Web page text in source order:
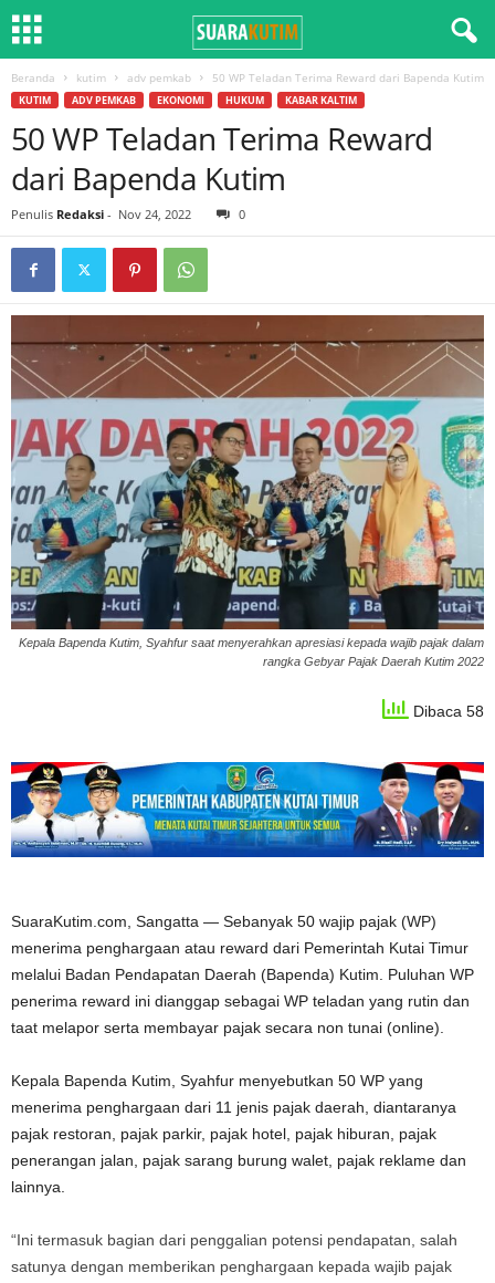
Beranda kutim adv pemkab 50 WP Teladan Terima Reward dari Bapenda Kutim
KUTIM ADV PEMKAB EKONOMI HUKUM KABAR KALTIM
50 WP Teladan Terima Reward
dari Bapenda Kutim
Penulis Redaksi - Nov 24, 2022 0
Kepala Bapenda Kutim, Syahfur saat menyerahkan apresiasi kepada wajib pajak dalam
rangka Gebyar Pajak Daerah Kutim 2022
Dibaca 58
SuaraKutim.com, Sangatta — Sebanyak 50 wajip pajak (WP)
menerima penghargaan atau reward dari Pemerintah Kutai Timur
melalui Badan Pendapatan Daerah (Bapenda) Kutim. Puluhan WP
penerima reward ini dianggap sebagai WP teladan yang rutin dan
taat melapor serta membayar pajak secara non tunai (online).
Kepala Bapenda Kutim, Syahfur menyebutkan 50 WP yang
menerima penghargaan dari 11 jenis pajak daerah, diantaranya
pajak restoran, pajak parkir, pajak hotel, pajak hiburan, pajak
penerangan jalan, pajak sarang burung walet, pajak reklame dan
lainnya.
“Ini termasuk bagian dari penggalian potensi pendapatan, salah
satunya dengan memberikan penghargaan kepada wajib pajak